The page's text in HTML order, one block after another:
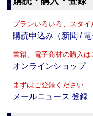
プランいろいろ、スタ
購読申込み（新聞 / 電
書籍、電子商材の購入は
オンラインショップ
まずはご登録ください
メールニュース 登録